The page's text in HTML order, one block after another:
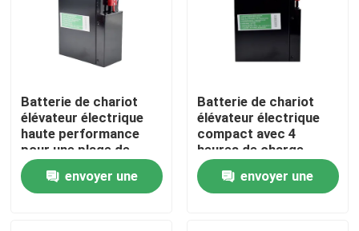
Maison
Produits
Batterie de chariot
élévateur électrique
haute performance
pour une plage de
température de -20 °C
à 50 °C envoyer une
Batterie de chariot
élévateur électrique
compact avec 4
heures de charge
185*84.5*250mm
envoyer une